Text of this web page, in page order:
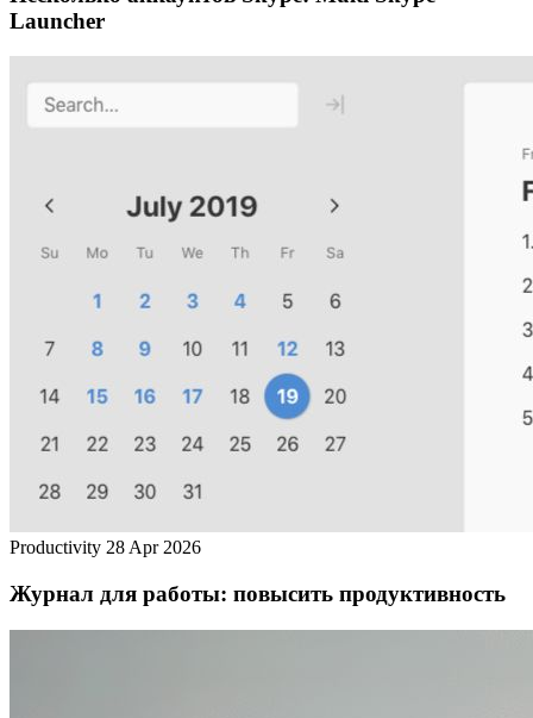
Launcher
Productivity 28 Apr 2026
Журнал для работы: повысить продуктивность